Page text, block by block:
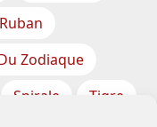
Ruban
Zodiaque
Spirale
Tigre